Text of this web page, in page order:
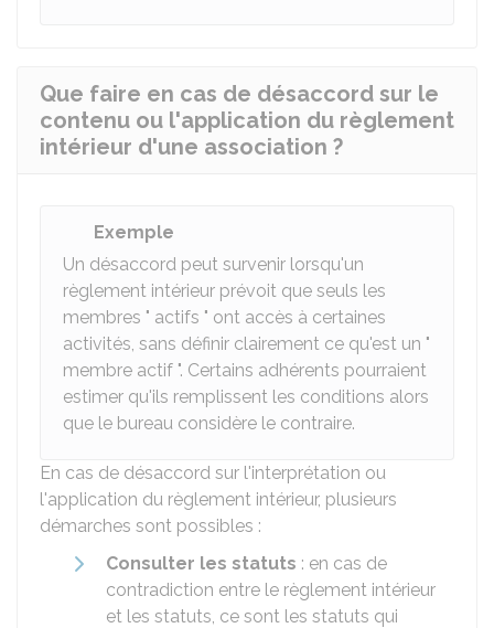
Que faire en cas de désaccord sur le
contenu ou l'application du règlement
intérieur d'une association ?
Exemple
Un désaccord peut survenir lorsqu'un
règlement intérieur prévoit que seuls les
membres " actifs " ont accès à certaines
activités, sans définir clairement ce qu'est un "
membre actif ". Certains adhérents pourraient
estimer qu'ils remplissent les conditions alors
que le bureau considère le contraire.
En cas de désaccord sur l'interprétation ou
l'application du règlement intérieur, plusieurs
démarches sont possibles :
Consulter les statuts : en cas de
contradiction entre le règlement intérieur
et les statuts, ce sont les statuts qui